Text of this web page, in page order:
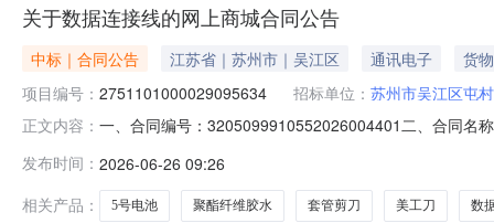
关于数据连接线的网上商城合同公告
中标｜合同公告 江苏省｜苏州市｜吴江区 通讯电子
货物
项目编号： 2751101000029095634 招标单位： 苏州市吴江区屯
正文内容： 一、合同编号：3205099910552026004401二、合同名
司地址：江苏省无锡市江阴市江阴市新桥镇陶新路8号联
发布时间： 2026-06-26 09:26
相关产品：
5号电池 聚酯纤维胶水 套管剪刀 美工刀 数